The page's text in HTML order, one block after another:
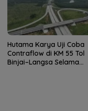
Hutama Karya Uji Coba
Contraflow di KM 55 Tol
Binjai–Langsa Selama